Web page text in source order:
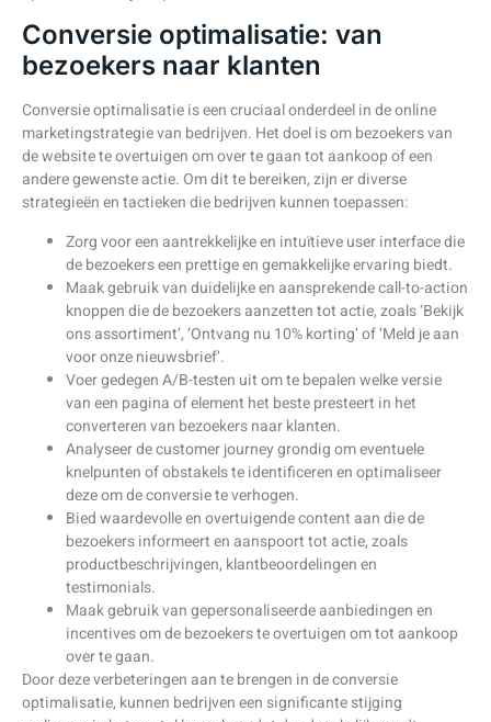
Conversie optimalisatie: van
bezoekers naar klanten
Conversie optimalisatie is een cruciaal onderdeel in de online
marketingstrategie van bedrijven. Het doel is om bezoekers van
de website te overtuigen om over te gaan tot aankoop of een
andere gewenste actie. Om dit te bereiken, zijn er diverse
strategieën en tactieken die bedrijven kunnen toepassen:
Zorg voor een aantrekkelijke en intuïtieve user interface die
de bezoekers een prettige en gemakkelijke ervaring biedt.
Maak gebruik van duidelijke en aansprekende call-to-action
knoppen die de bezoekers aanzetten tot actie, zoals ‘Bekijk
ons assortiment’, ‘Ontvang nu 10% korting’ of ‘Meld je aan
voor onze nieuwsbrief’.
Voer gedegen A/B-testen uit om te bepalen welke versie
van een pagina of element het beste presteert in het
converteren van bezoekers naar klanten.
Analyseer de customer journey grondig om eventuele
knelpunten of obstakels te identificeren en optimaliseer
deze om de conversie te verhogen.
Bied waardevolle en overtuigende content aan die de
bezoekers informeert en aanspoort tot actie, zoals
productbeschrijvingen, klantbeoordelingen en
testimonials.
Maak gebruik van gepersonaliseerde aanbiedingen en
incentives om de bezoekers te overtuigen om tot aankoop
over te gaan.
Door deze verbeteringen aan te brengen in de conversie
optimalisatie, kunnen bedrijven een significante stijging